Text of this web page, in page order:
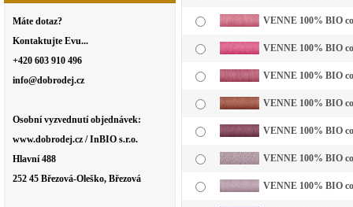
Máte dotaz?
Kontaktujte Evu...
+420 603 910 496
info@dobrodej.cz
Osobní vyzvednutí objednávek:
www.dobrodej.cz / InBIO s.r.o.
Hlavní 488
252 45 Březová-Oleško, Březová
VENNE 100% BIO
VENNE 100% BIO
VENNE 100% BIO
VENNE 100% BIO
VENNE 100% BIO
VENNE 100% BIO
VENNE 100% BIO